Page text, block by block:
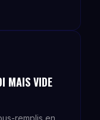
MAIS VIDE
remplis en